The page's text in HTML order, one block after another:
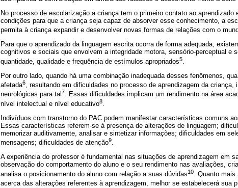
No processo de escolarização a criança tem o primeiro contato ao
condições para que a criança seja capaz de absorver esse conhecimento, a
permita à criança expandir e desenvolver novas formas de relações com o
Para que o aprendizado da linguagem escrita ocorra de forma adequada,
cognitivos e sociais que envolvem a integridade motora, sensório-perceptual e
quantidade, qualidade e frequência de estímulos apropriados5
Por outro lado, quando há uma combinação inadequada desses fenômenos,
afetada6, resultando em dificuldades no processo de aprendizagem da criança,
neurológicas para tal7. Essas dificuldades implicam um rendimento na área
nível intelectual e nível educativo8
Indivíduos com transtorno do PAC podem manifestar características comuns
Essas características referem-se à presença de alterações de linguagem;
memorizar auditivamente, analisar e sintetizar informações; dificuldades em
mensagens; dificuldades de atenção9.
A experiência do professor é fundamental nas situações de aprendizagem em
observação do comportamento do aluno e o seu rendimento nas avaliações,
analisa o posicionamento do aluno com relação a suas dúvidas10
. Quanto
acerca das alterações referentes à aprendizagem, melhor se estabelecerá sua